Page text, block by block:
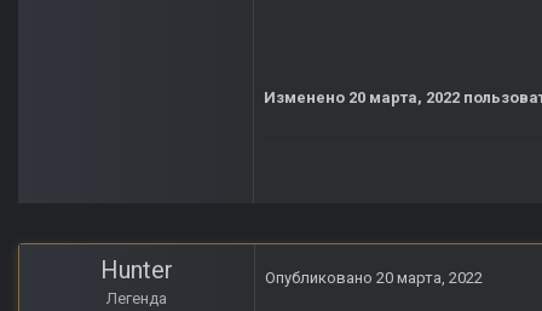
Изменено 20 марта, 2022
Hunter
Легенда
Опубликовано 20 марта, 2022